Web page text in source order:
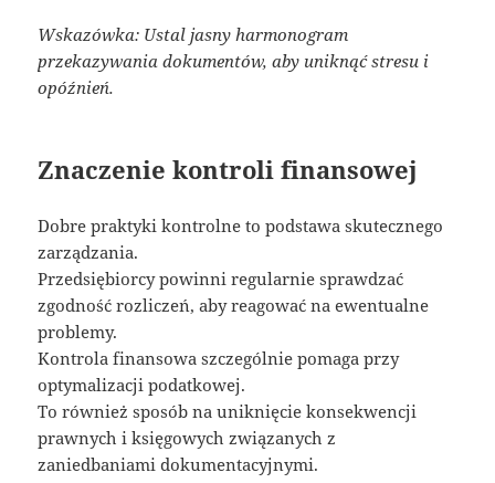
Wskazówka: Ustal jasny harmonogram
przekazywania dokumentów, aby uniknąć stresu i
opóźnień.
Znaczenie kontroli finansowej
Dobre praktyki kontrolne to podstawa skutecznego
zarządzania.
Przedsiębiorcy powinni regularnie sprawdzać
zgodność rozliczeń, aby reagować na ewentualne
problemy.
Kontrola finansowa szczególnie pomaga przy
optymalizacji podatkowej.
To również sposób na uniknięcie konsekwencji
prawnych i księgowych związanych z
zaniedbaniami dokumentacyjnymi.